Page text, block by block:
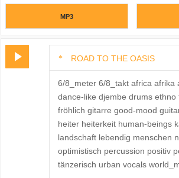
MP3
ROAD TO THE OASIS
6/8_meter 6/8_takt africa afrika
dance-like djembe drums ethno
fröhlich gitarre good-mood
heiter heiterkeit human-beings
landschaft lebendig menschen
optimistisch percussion positiv
tänzerisch urban vocals